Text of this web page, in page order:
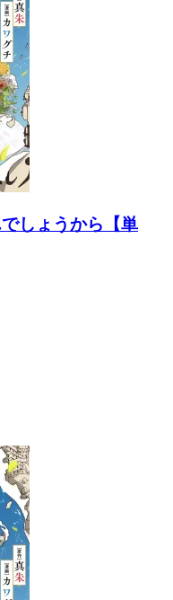
しょうから【単